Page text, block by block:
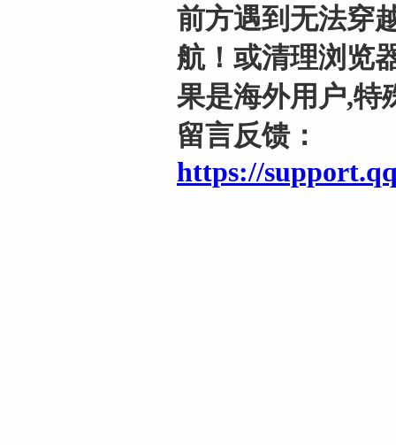
前方遇到无法穿
航！或清理浏览
果是海外用户,特
留言反馈：
https://